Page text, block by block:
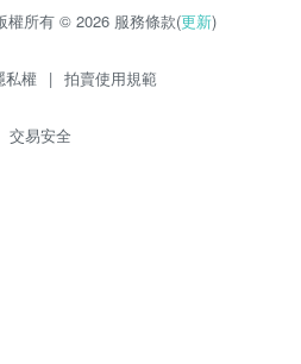
權所有 © 2026 服務條款(更新)
私權 | 拍賣使用規範
交易安全